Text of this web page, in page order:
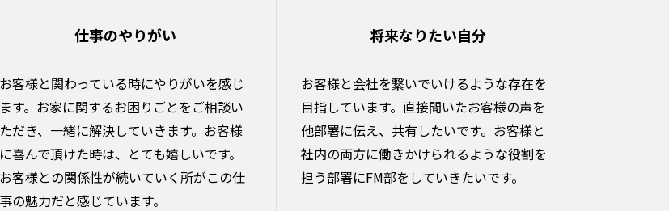
仕事のやりがい
お客様と関わっている時にやりがいを感じ
ます。お家に関するお困りごとをご相談い
ただき、一緒に解決していきます。お客様
に喜んで頂けた時は、とても嬉しいです。
お客様との関係性が続いていく所がこの仕
事の魅力だと感じています。
将来なりたい自分
お客様と会社を繋いでいけるような存在を
目指しています。直接聞いたお客様の声を
他部署に伝え、共有したいです。お客様と
社内の両方に働きかけられるような役割を
担う部署にFM部をしていきたいです。